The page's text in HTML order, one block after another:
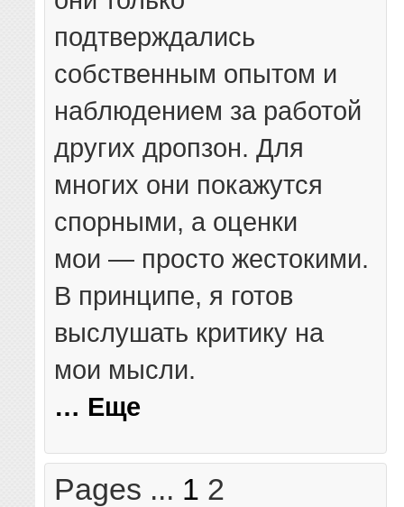
подтверждались
собственным опытом и
наблюдением за работой
других дропзон. Для
многих они покажутся
спорными, а оценки
мои — просто жестокими.
В принципе, я готов
выслушать критику на
мои мысли.
… Еще
Pages ... 1 2